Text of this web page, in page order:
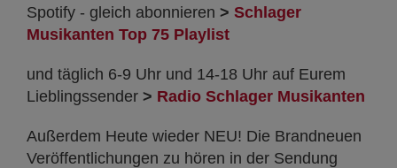
Spotify - gleich abonnieren > Schlager
Musikanten Top 75 Playlist
und täglich 6-9 Uhr und 14-18 Uhr auf Eurem
Lieblingssender > Radio Schlager Musikanten
Außerdem Heute wieder NEU! Die Brandneuen
Veröffentlichungen zu hören in der Sendung